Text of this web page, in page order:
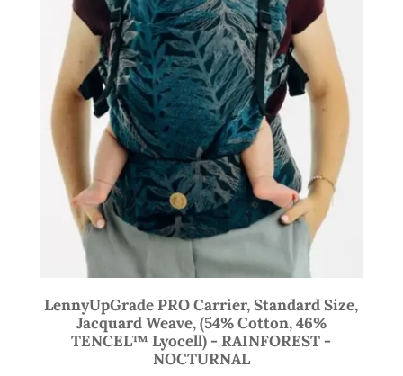
LennyUpGrade PRO Carrier, Standard Size,
Jacquard Weave, (54% Cotton, 46%
TENCEL™ Lyocell) - RAINFOREST -
NOCTURNAL